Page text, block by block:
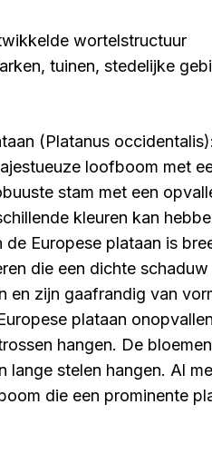
wortelstructuur
tuinen, stedelijke
(Platanus
loofboom met
stam met een
kleuren kan
Europese plataan is
die een dichte
en zijn gaafrandig van
plataan
hangen. De
lange stelen hangen. Al
die een prominente